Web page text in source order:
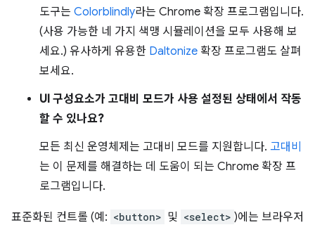
도구는 Colorblindly라는 Chrome 확장 프로그램입니다.
(사용 가능한 네 가지 색맹 시뮬레이션을 모두 사용해 보
세요.) 유사하게 유용한 Daltonize 확장 프로그램도 살펴
보세요.
UI 구성요소가 고대비 모드가 사용 설정된 상태에서 작동
할 수 있나요?
모든 최신 운영체제는 고대비 모드를 지원합니다. 고대비
는 이 문제를 해결하는 데 도움이 되는 Chrome 확장 프
로그램입니다.
표준화된 컨트롤 (예: <button> 및 <select> )에는 브라우저